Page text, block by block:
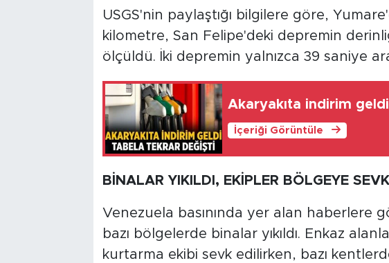
USGS'nin paylaştığı bilgilere göre,
kilometre, San Felipe'deki depremin
ölçüldü. İki depremin yalnızca 39 saniye
Akaryakıta indirim
İçeriği Görüntüle
BİNALAR YIKILDI, EKİPLER BÖLGEYE
Venezuela basınında yer alan haberlere
bazı bölgelerde binalar yıkıldı. Enkaz
kurtarma ekibi sevk edilirken, bazı